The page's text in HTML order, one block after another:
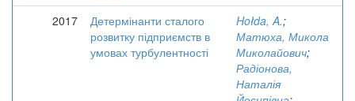
2017
Детермінанти сталого
розвитку підприємств в
умовах турбулентності
Hołda, A.;
Матюха, Микола
Миколайович;
Радіонова,
Наталія